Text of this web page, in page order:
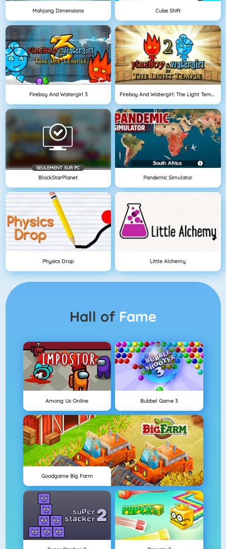
Mahjong Dimensions Cube Shift
Fireboy And Watergirl 3 Fireboy And Watergirl: The Light Temple
SEULEMENT SUR PC
BlockStarPlanet Pandemic Simulator
Physics Drop Little Alchemy
Hall of Fame
Among Us Online Bubbel Game 3
Goodgame Big Farm